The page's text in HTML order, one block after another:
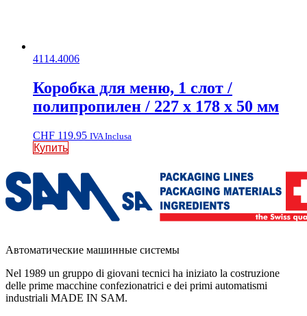
4114.4006
Коробка для меню, 1 слот /
полипропилен / 227 x 178 x 50 мм
CHF 119.95 IVA Inclusa
Купить
Автоматические машинные системы
Nel 1989 un gruppo di giovani tecnici ha iniziato la costruzione
delle prime macchine confezionatrici e dei primi automatismi
industriali MADE IN SAM.